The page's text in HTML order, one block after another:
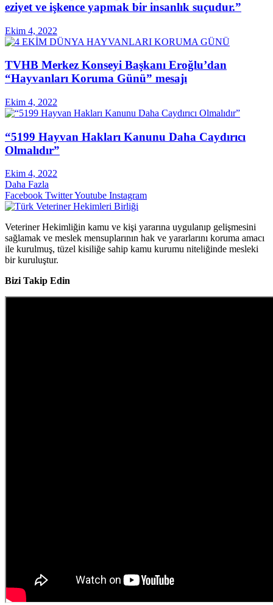
eziyet ve işkence yapmak bir insanlık suçudur.”
Ekim 4, 2022
TVHB Merkez Konseyi Başkanı Eroğlu’dan
“Hayvanları Koruma Günü” mesajı
Ekim 4, 2022
“5199 Hayvan Hakları Kanunu Daha Caydırıcı
Olmalıdır”
Ekim 4, 2022
Daha Fazla
Facebook TwitterYoutube Instagram
Veteriner Hekimliğin kamu ve kişi yararına uygulanıp gelişmesini
sağlamak ve meslek mensuplarının hak ve yararlarını koruma amacı
ile kurulmuş, tüzel kisiliğe sahip kamu kurumu niteliğinde mesleki
bir kuruluştur.
Bizi Takip Edin